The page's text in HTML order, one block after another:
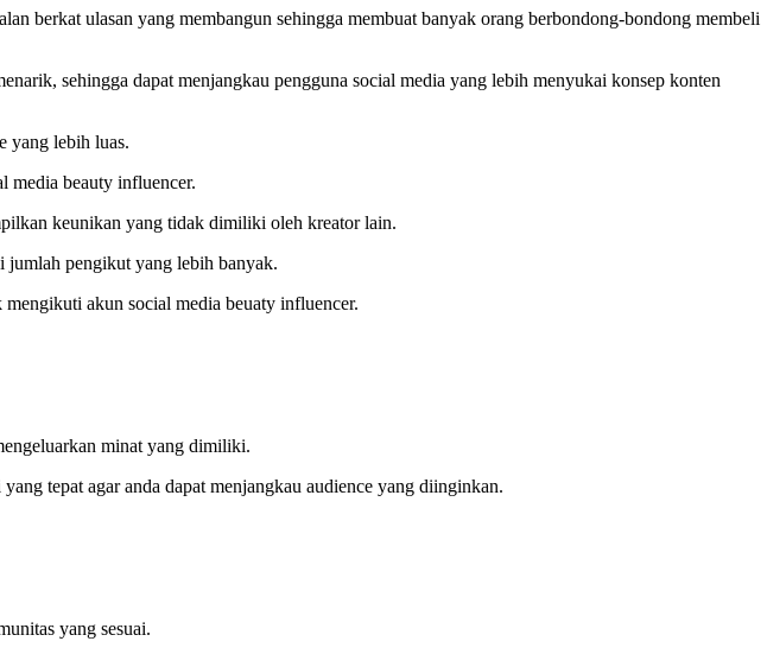
berkat ulasan yang membangun sehingga membuat banyak orang berbondong-bondong membeli
sehingga dapat menjangkau pengguna social media yang lebih menyukai konsep konten
yang lebih luas.
media beauty influencer.
keunikan yang tidak dimiliki oleh kreator lain.
jumlah pengikut yang lebih banyak.
akun social media beuaty influencer.
minat yang dimiliki.
tepat agar anda dapat menjangkau audience yang diinginkan.
yang sesuai.